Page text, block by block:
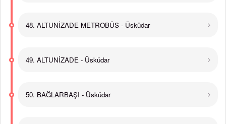
48. ALTUNİZADE METROBÜS - Üsküdar
49. ALTUNİZADE - Üsküdar
50. BAĞLARBAŞI - Üsküdar